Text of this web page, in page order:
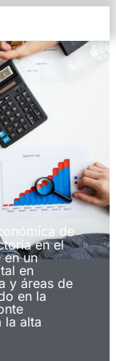
de
en el
en un
en
y áreas de
en la
la alta